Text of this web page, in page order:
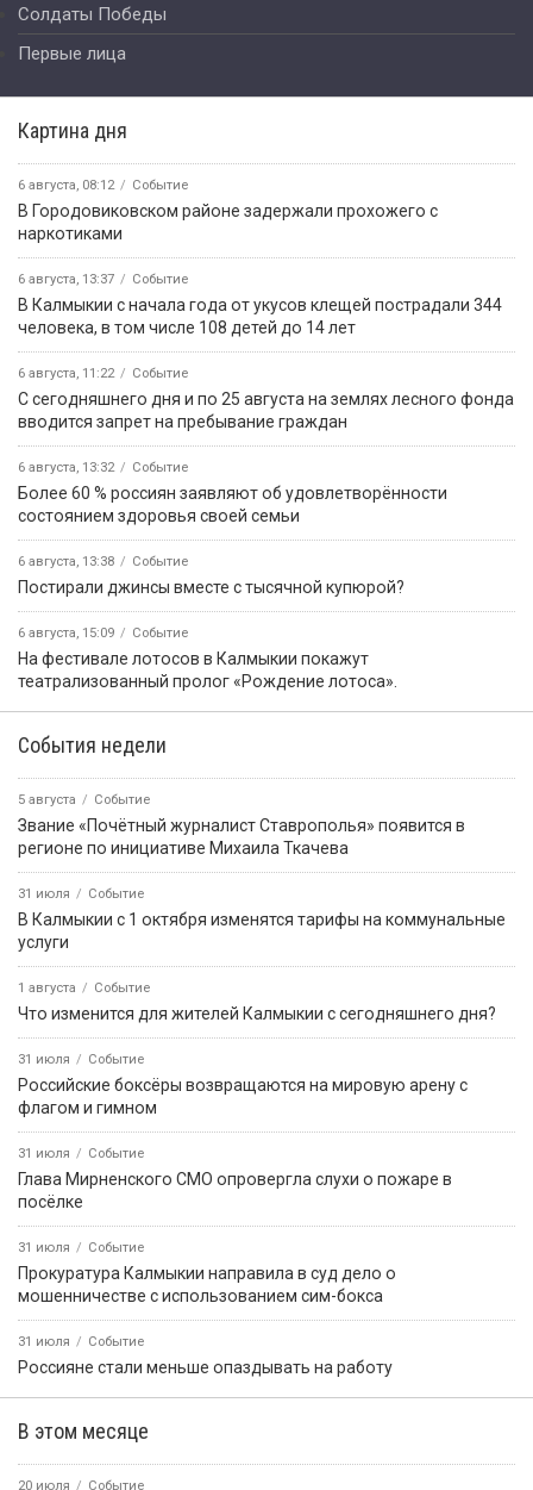
Солдаты Победы
Первые лица
Картина дня
6 августа, 08:12 Событие
В Городовиковском районе задержали прохожего с
наркотиками
6 августа, 13:37 Событие
В Калмыкии с начала года от укусов клещей пострадали 344
человека, в том числе 108 детей до 14 лет
6 августа, 11:22 Событие
С сегодняшнего дня и по 25 августа на землях лесного фонда
вводится запрет на пребывание граждан
6 августа, 13:32 Событие
Более 60 % россиян заявляют об удовлетворённости
состоянием здоровья своей семьи
6 августа, 13:38 Событие
Постирали джинсы вместе с тысячной купюрой?
6 августа, 15:09 Событие
На фестивале лотосов в Калмыкии покажут
театрализованный пролог «Рождение лотоса».
События недели
5 августа Событие
Звание «Почётный журналист Ставрополья» появится в
регионе по инициативе Михаила Ткачева
31 июля Событие
В Калмыкии с 1 октября изменятся тарифы на коммунальные
услуги
1 августа Событие
Что изменится для жителей Калмыкии с сегодняшнего дня?
31 июля Событие
Российские боксёры возвращаются на мировую арену с
флагом и гимном
31 июля Событие
Глава Мирненского СМО опровергла слухи о пожаре в
посёлке
31 июля Событие
Прокуратура Калмыкии направила в суд дело о
мошенничестве с использованием сим-бокса
31 июля Событие
Россияне стали меньше опаздывать на работу
В этом месяце
20 июля Событие